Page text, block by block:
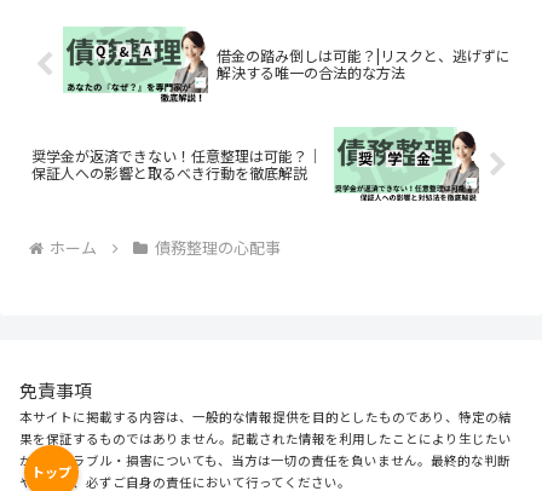
トップ
借金の踏み倒しは可能？|リスクと、逃げずに
解決する唯一の合法的な方法
奨学金が返済できない！任意整理は可能？｜
保証人への影響と取るべき行動を徹底解説
ホーム 債務整理の心配事
免責事項
本サイトに掲載する内容は、一般的な情報提供を目的としたものであり、特定の結
果を保証するものではありません。記載された情報を利用したことにより生じたい
かなるトラブル・損害についても、当方は一切の責任を負いません。最終的な判断
や対応は、必ずご自身の責任において行ってください。